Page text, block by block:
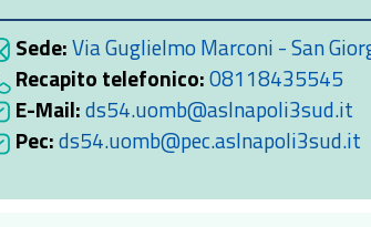
Sede:Via Guglielmo Marconi - San
Recapito telefonico:08118435545
E-Mail:ds54.uomb@aslnapoli3sud.it
Pec:ds54.uomb@pec.aslnapoli3sud.it